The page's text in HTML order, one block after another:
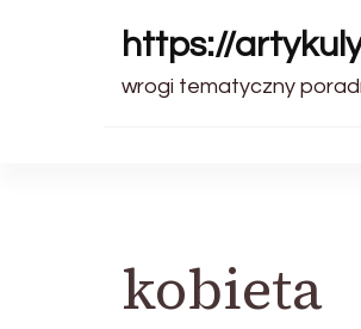
https://
wrogi tematyczny
kobieta